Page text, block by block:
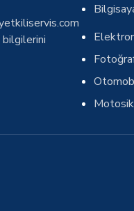
bilgilerini